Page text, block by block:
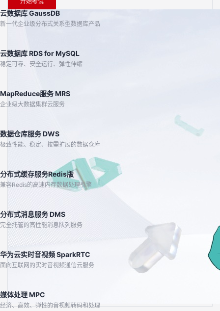
云数据库 GaussDB
新一代企业级分布式关系型数据库产品
云数据库 RDS for MySQL
稳定可靠、安全运行、弹性伸缩
MapReduce服务 MRS
企业级大数据集群云服务
数据仓库服务 DWS
极致性能、稳定、按需扩展的数据仓库
分布式缓存服务Redis版
兼容Redis的高速内存数据处理引擎
分布式消息服务 DMS
完全托管的高性能消息队列服务
华为云实时音视频 SparkRTC
面向互联网的实时音视频通信云服务
媒体处理 MPC
经济、高效、弹性的音视频转码和处理